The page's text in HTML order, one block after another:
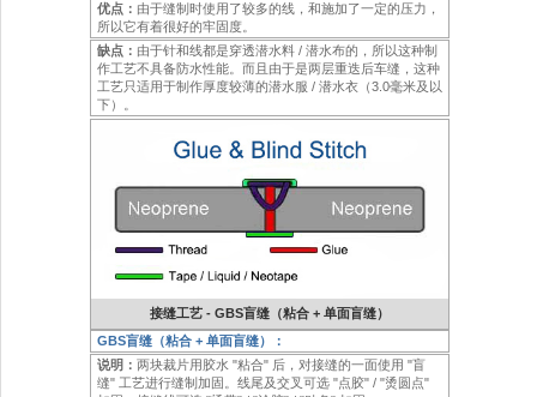
优点： 由于缝制时使用了较多的线，和施加了一定的压力，
所以它有着很好的牢固度。
缺点： 由于针和线都是穿透潜水料 / 潜水布的，所以这种制
作工艺不具备防水性能。而且由于是两层重迭后车缝，这种
工艺只适用于制作厚度较薄的潜水服 / 潜水衣（3.0毫米及以
下）。
接缝工艺 - GBS盲缝（粘合 + 单面盲缝）
GBS盲缝（粘合 + 单面盲缝）：
说明： 两块裁片用胶水 "粘合" 后，对接缝的一面使用 "盲
缝" 工艺进行缝制加固。线尾及交叉可选 "点胶" / "烫圆点"